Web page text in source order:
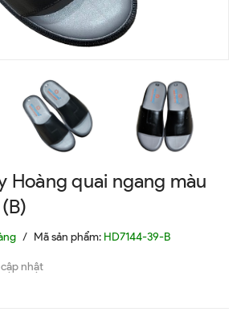
Hoàng quai ngang màu
/ Mã sản phẩm: HD7144-39-B
nhật